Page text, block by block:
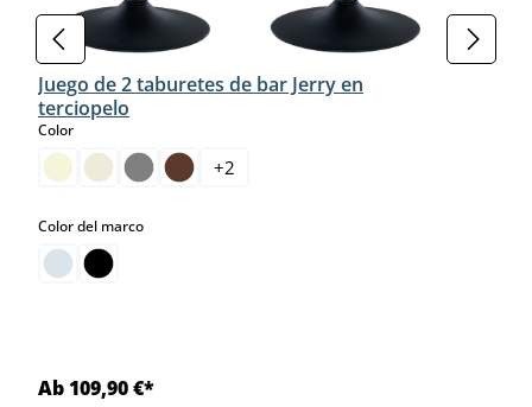
Juego de 2 taburetes de bar Jerry en
terciopelo
Colorselect
+2
Color del marcoselect
Ab 109,90 €*